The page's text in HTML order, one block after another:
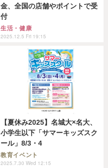
金、全国の店舗やポイントで受
付
生活・健康
2025.12.5 Fri 19:15
【夏休み2025】名城大×名大、
小学生以下「サマーキッズスク
ール」8/3・4
教育イベント
2025.7.30 Wed 12:15